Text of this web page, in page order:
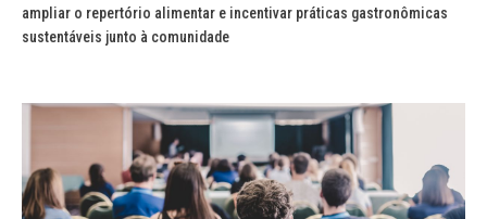
ampliar o repertório alimentar e incentivar práticas gastronômicas
sustentáveis junto à comunidade